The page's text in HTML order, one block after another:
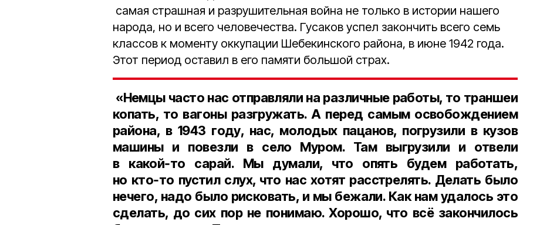
самая страшная и разрушительная война не только в истории нашего
народа, но и всего человечества. Гусаков успел закончить всего семь
классов к моменту оккупации Шебекинского района, в июне 1942 года.
Этот период оставил в его памяти большой страх.
«Немцы часто нас отправляли на различные работы, то траншеи
копать, то вагоны разгружать. А перед самым освобождением
района, в 1943 году, нас, молодых пацанов, погрузили в кузов
машины и повезли в село Муром. Там выгрузили и отвели
в какой‑то сарай. Мы думали, что опять будем работать,
но кто‑то пустил слух, что нас хотят расстрелять. Делать было
нечего, надо было рисковать, и мы бежали. Как нам удалось это
сделать, до сих пор не понимаю. Хорошо, что всё закончилось